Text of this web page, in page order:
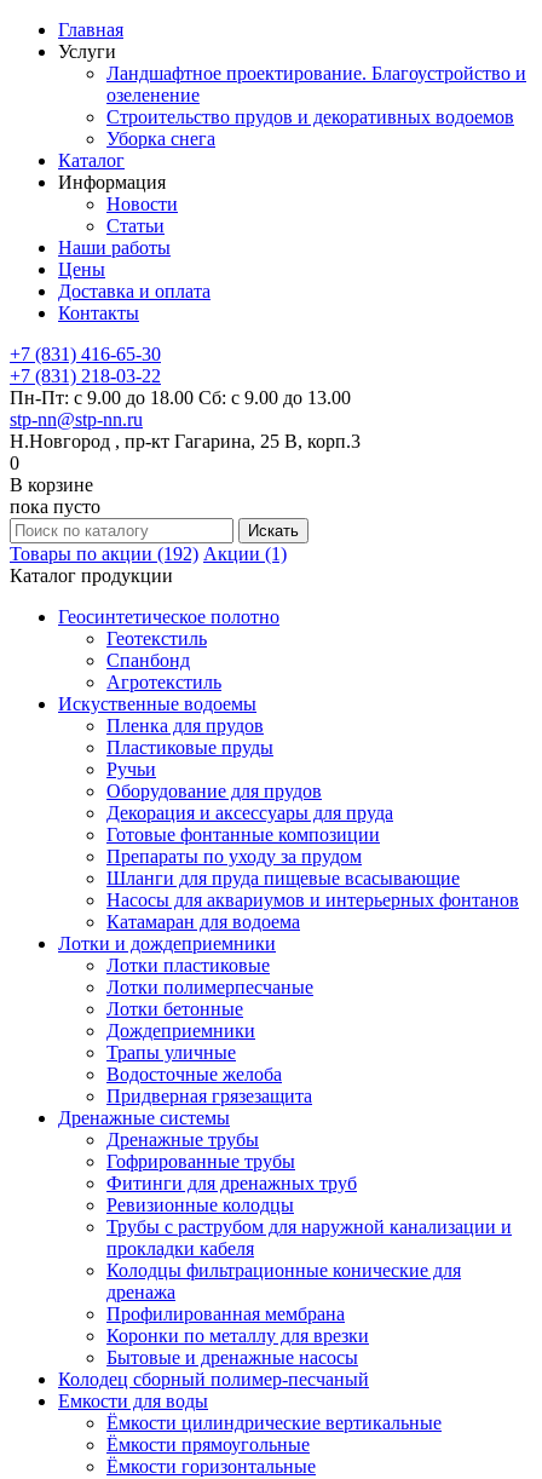
Главная
Услуги
Ландшафтное проектирование. Благоустройство и
озеленение
Строительство прудов и декоративных водоемов
Уборка снега
Каталог
Информация
Новости
Статьи
Наши работы
Цены
Доставка и оплата
Контакты
+7 (831) 416-65-30
+7 (831) 218-03-22
Пн-Пт: с 9.00 до 18.00 Сб: с 9.00 до 13.00
stp-nn@stp-nn.ru
Н.Новгород , пр-кт Гагарина, 25 В, корп.3
0
В корзине
пока пусто
Товары по акции (192) Акции (1)
Каталог продукции
Геосинтетическое полотно
Геотекстиль
Спанбонд
Агротекстиль
Искуственные водоемы
Пленка для прудов
Пластиковые пруды
Ручьи
Оборудование для прудов
Декорация и аксессуары для пруда
Готовые фонтанные композиции
Препараты по уходу за прудом
Шланги для пруда пищевые всасывающие
Насосы для аквариумов и интерьерных фонтанов
Катамаран для водоема
Лотки и дождеприемники
Лотки пластиковые
Лотки полимерпесчаные
Лотки бетонные
Дождеприемники
Трапы уличные
Водосточные желоба
Придверная грязезащита
Дренажные системы
Дренажные трубы
Гофрированные трубы
Фитинги для дренажных труб
Ревизионные колодцы
Трубы с раструбом для наружной канализации и
прокладки кабеля
Колодцы фильтрационные конические для
дренажа
Профилированная мембрана
Коронки по металлу для врезки
Бытовые и дренажные насосы
Колодец сборный полимер-песчаный
Емкости для воды
Ёмкости цилиндрические вертикальные
Ёмкости прямоугольные
Ёмкости горизонтальные